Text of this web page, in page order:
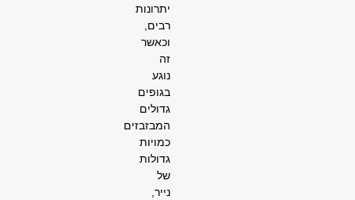
יתרונות
רבים,
וכאשר
זה
נוגע
בגופים
גדולים
המבזבזים
כמויות
גדולות
של
נייר,